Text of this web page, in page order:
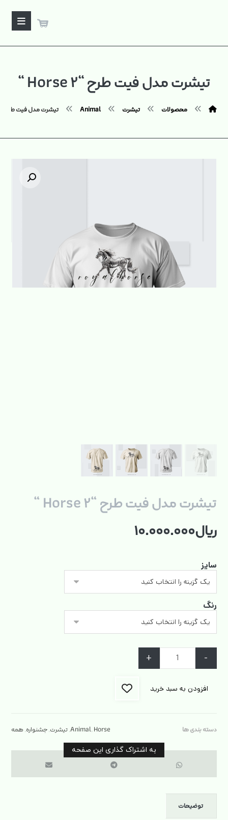
تیشرت مدل فیت طرح “Horse ۲ “
محصولات تیشرت Animal تیشرت مدل فیت طرح "Horse ۲ "
تیشرت مدل فیت طرح “Horse ۲ “
ریال۱۰.۰۰۰.۰۰۰
سایز
رنگ
-
+
افزودن به سبد خرید
دسته بندی ها Animal,Horse
,تیشرت,جشنواره,همه
توضیحات